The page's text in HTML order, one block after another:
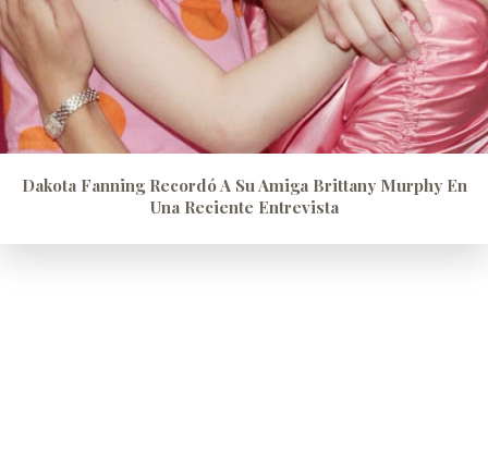
Dakota Fanning Recordó A Su Amiga Brittany Murphy En
Una Reciente Entrevista